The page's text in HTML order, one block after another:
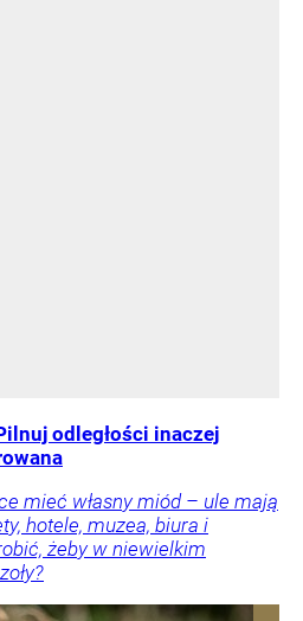
odległości inaczej
mieć własny miód – ule mają
hotele, muzea, biura i
żeby w niewielkim